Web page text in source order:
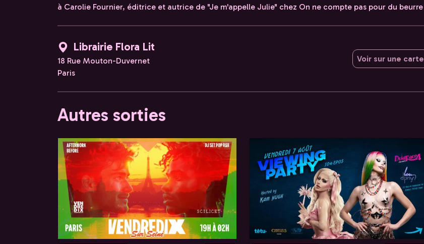
à Carolie Fournier, éditrice et autrice de "Je m'appelle Julie" chez On ne compte pas pour du beurre
Librairie Flora Lit
18 Rue Mouton-Duvernet
Paris
Voir sur une carte
Autres sorties